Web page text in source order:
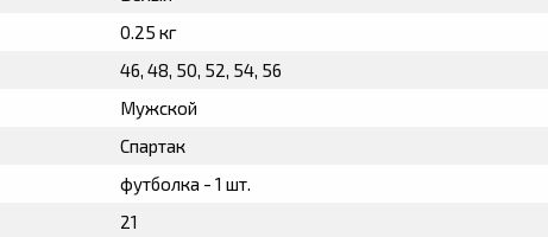
0.25 кг
46, 48, 50, 52, 54, 56
Мужской
Спартак
футболка - 1 шт.
21